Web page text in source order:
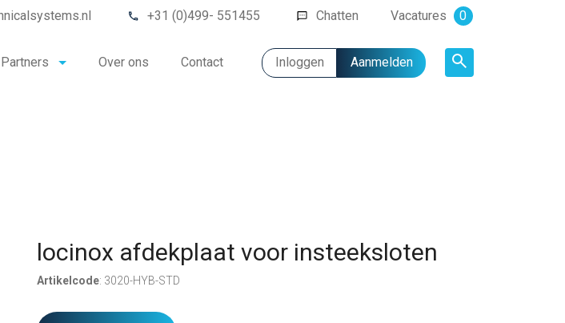
+31 (0)499- 551455 Chatten Vacatures 0
Partners Over ons Contact Inloggen Aanmelden
locinox afdekplaat voor insteeksloten
Artikelcode: 3020-HYB-STD